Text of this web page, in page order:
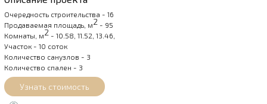
Очередность строительства - 16
Продаваемая площадь, м2 - 95
Комнаты, м2 - 10.58, 11.52, 13.46,
Участок - 10 соток
Количество санузлов - 3
Количество спален - 3